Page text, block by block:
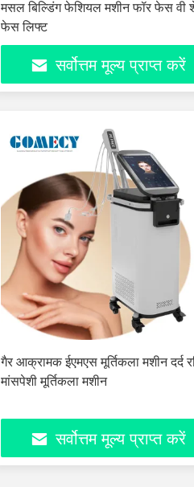
मसल बिल्डिंग फेशियल मशीन फॉर फेस वी
फेस लिफ्ट
सर्वोत्तम मूल्य प्राप्त करें
गैर आक्रामक ईएमएस मूर्तिकला मशीन दर्द
मांसपेशी मूर्तिकला मशीन
सर्वोत्तम मूल्य प्राप्त करें